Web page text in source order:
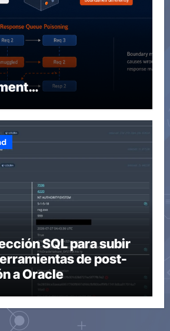
SQL para subir
de post-
a Oracle